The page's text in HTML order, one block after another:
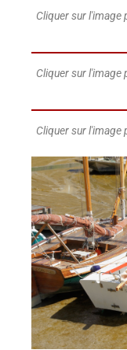
Cliquer sur l'image
Cliquer sur l'image
Cliquer sur l'image